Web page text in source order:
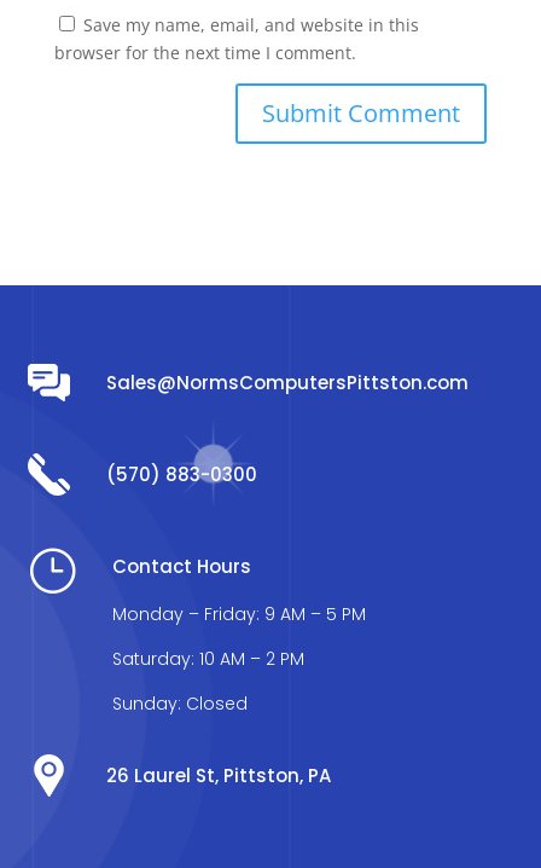
Save my name, email, and website in this
browser for the next time I comment.
Sales@NormsComputersPittston.com
(570) 883-0300
} Contact Hours
Monday – Friday: 9 AM – 5 PM
Saturday: 10 AM – 2 PM
Sunday: Closed
26 Laurel St, Pittston, PA